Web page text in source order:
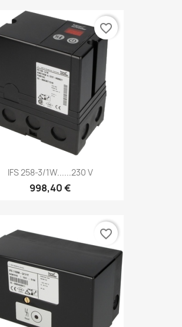
IFS 258-3/1W......230 V
998,40 €
favorite_border
favorite_border